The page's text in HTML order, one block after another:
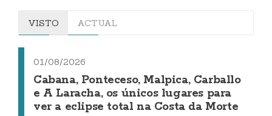
VISTO ACTUAL
01/08/2026
Cabana, Ponteceso, Malpica, Carballo
e A Laracha, os únicos lugares para
ver a eclipse total na Costa da Morte